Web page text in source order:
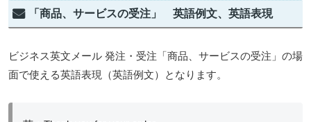
「商品、サービスの受注」 英語例文、英語表現
ビジネス英文メール 発注・受注「商品、サービスの受注」の場
面で使える英語表現（英語例文）となります。